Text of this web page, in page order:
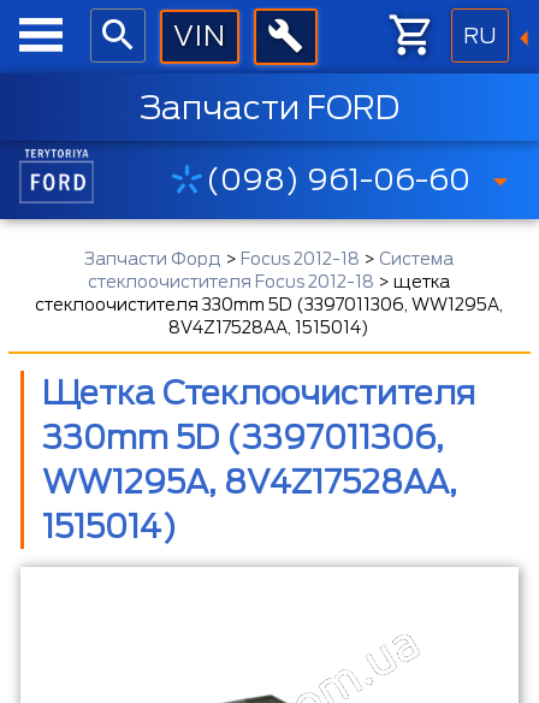
RU
Запчасти FORD
(098) 961-06-60
Запчасти Форд > Focus 2012-18 > Система
стеклоочистителя Focus 2012-18 >щетка
стеклоочистителя 330mm 5D (3397011306, WW1295A,
8V4Z17528AA, 1515014)
Щетка Стеклоочистителя
330mm 5D (3397011306,
WW1295A, 8V4Z17528AA,
1515014)